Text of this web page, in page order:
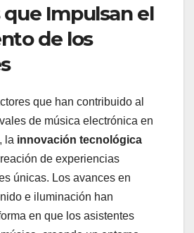
Impulsan el
de los
que han contribuido al
de música electrónica en
la innovación tecnológica
de experiencias
únicas. Los avances en
e iluminación han
en que los asistentes